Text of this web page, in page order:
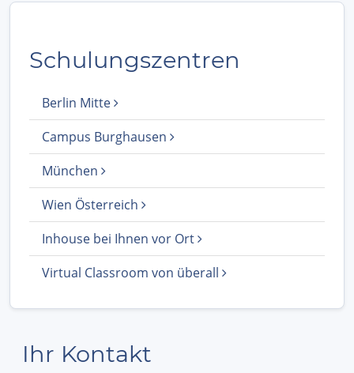
Schulungszentren
Berlin Mitte
Campus Burghausen
München
Wien Österreich
Inhouse bei Ihnen vor Ort
Virtual Classroom von überall
Ihr Kontakt